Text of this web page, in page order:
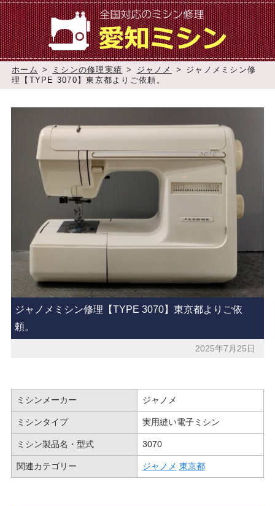
ホーム > ミシンの修理実績 > ジャノメ >
ジャノメミシン修
理【TYPE 3070】東京都よりご依頼。
ジャノメミシン修理【TYPE 3070】東京都よりご依
頼。
2025年7月25日
ミシンメーカー ジャノメ
ミシンタイプ 実用縫い電子ミシン
ミシン製品名・型式 3070
関連カテゴリー ジャノメ 東京都